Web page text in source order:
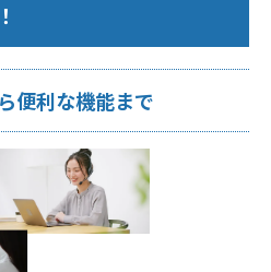
便利な機能まで